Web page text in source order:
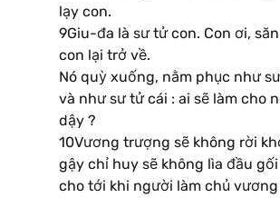
lạy con.
9Giu-đa là sư tử con. Con ơi,
con lại trở về.
Nó quỳ xuống, nằm phục như
và như sư tử cái : ai sẽ làm cho
dậy ?
10Vương trượng sẽ không rời
gậy chỉ huy sẽ không lìa đầu gối
cho tới khi người làm chủ